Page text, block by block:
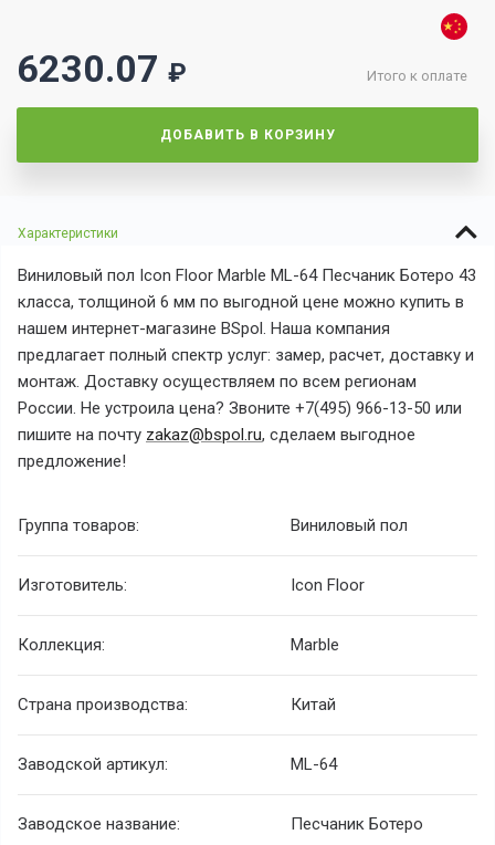
Итого к оплате
6230.07 ₽
ДОБАВИТЬ В КОРЗИНУ
Характеристики
Виниловый пол Icon Floor Marble ML-64 Песчаник Ботеро 43
класса, толщиной 6 мм по выгодной цене можно купить в
нашем интернет-магазине BSpol. Наша компания
предлагает полный спектр услуг: замер, расчет, доставку и
монтаж. Доставку осуществляем по всем регионам
России. Не устроила цена? Звоните +7(495) 966-13-50 или
пишите на почту zakaz@bspol.ru, сделаем выгодное
предложение!
Группа товаров: Виниловый пол
Изготовитель: Icon Floor
Коллекция: Marble
Страна производства: Китай
Заводской артикул: ML-64
Заводское название: Песчаник Ботеро